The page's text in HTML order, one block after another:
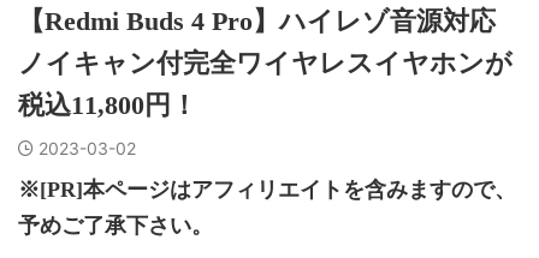
【Redmi Buds 4 Pro】ハイレゾ音源対応
ノイキャン付完全ワイヤレスイヤホンが
税込11,800円！
2023-03-02
※[PR]本ページはアフィリエイトを含みますので、
予めご了承下さい。